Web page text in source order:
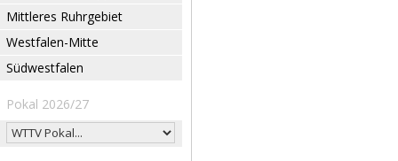
Mittleres Ruhrgebiet
Westfalen-Mitte
Südwestfalen
Pokal 2026/27